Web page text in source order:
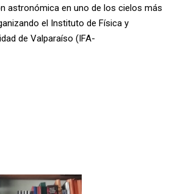
astronómica en uno de los cielos más
el Instituto de Física y
de Valparaíso (IFA-